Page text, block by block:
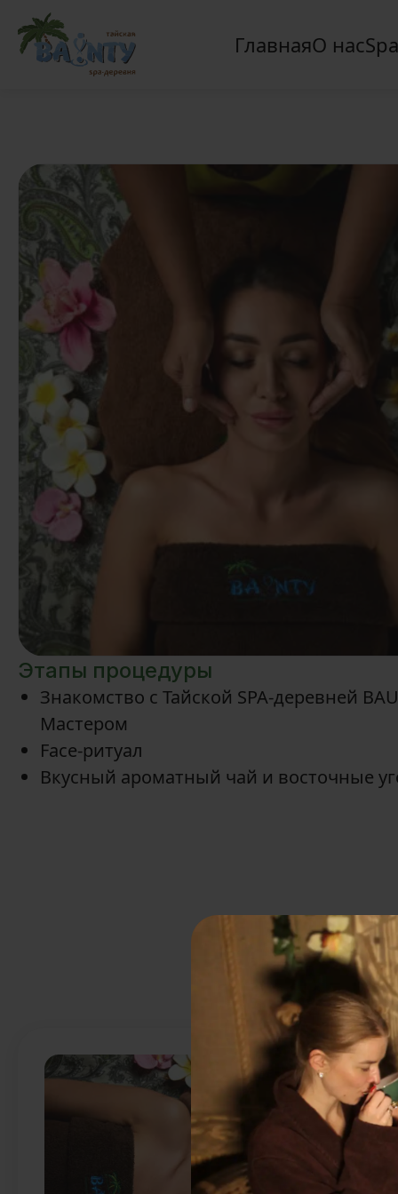
ГлавнаяО нас
Этапы процедуры
Знакомство с Тайской SPA-деревней
Мастером
Face-ритуал
Вкусный ароматный чай и восточные